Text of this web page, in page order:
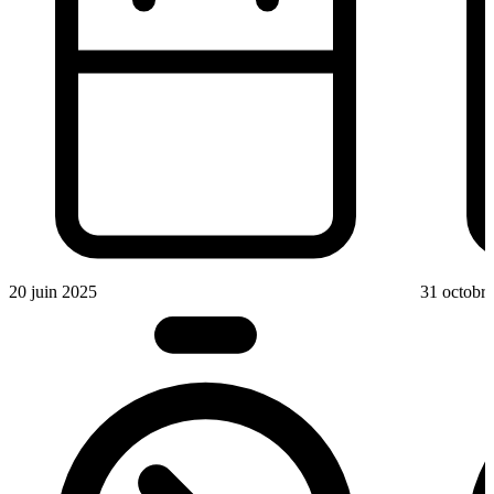
20 juin 2025 31